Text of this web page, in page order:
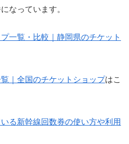
なっています。
一覧・比較｜静岡県のチケット
｜全国のチケットショップはこ
る新幹線回数券の使い方や利用